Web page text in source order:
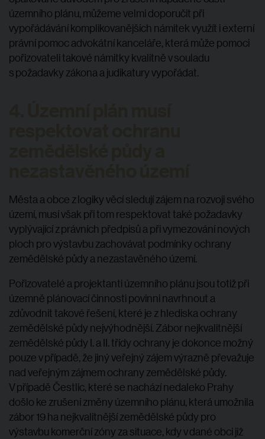
územního plánu, můžeme velmi doporučit při
vypořádávání komplikovanějších námitek využít i externí
právní pomoc advokátní kanceláře, která může pomoci
pořizovateli takové námitky kvalitně v souladu
s požadavky zákona a judikatury vypořádat.
Města a obce z logiky věcí sledují zájem na rozvoji svého
území, musí však při tom respektovat také požadavky
vyplývající z právních předpisů a při vymezování nových
ploch pro výstavbu zachovávat podmínky ochrany
zemědělské půdy a nezastavěného území.
Pořizovatelé a projektanti územního plánu jsou totiž při
územně plánovací činnosti povinni navrhnout a
zdůvodnit takové řešení, které je z hlediska ochrany
zemědělské půdy nejvýhodnější. Zábor nejkvalitnější
zemědělské půdy I. a II. třídy ochrany je dokonce možný
pouze v případě, že jiný veřejný zájem výrazně převažuje
nad veřejným zájmem ochrany zemědělské půdy.
V případě Čestlic, které se nachází nedaleko Prahy
došlo ke zrušení změny územního plánu, která umožnila
zábor 19 ha nejkvalitnější zemědělské půdy pro
výstavbu komerční zóny za situace, kdy v dané obci již